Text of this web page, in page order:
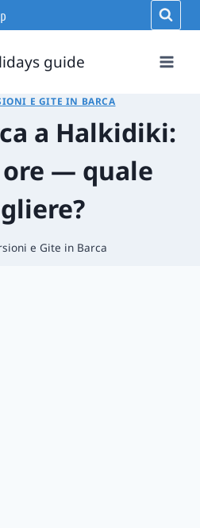
guide
E GITE IN BARCA
a Halkidiki:
ore — quale
e Gite in Barca